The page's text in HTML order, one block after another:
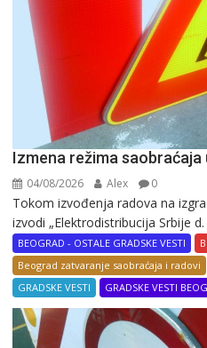
Izmena režima saobraćaja
04/08/2026 Alex 0
Tokom izvođenja radova na
izvodi „Elektrodistribucija Srbije
BEOGRAD - OSTALE GRADSKE VESTI
Beograd zatvaranje saobraćaja i radovi
GRADSKE VESTI
GRADSKE VESTI